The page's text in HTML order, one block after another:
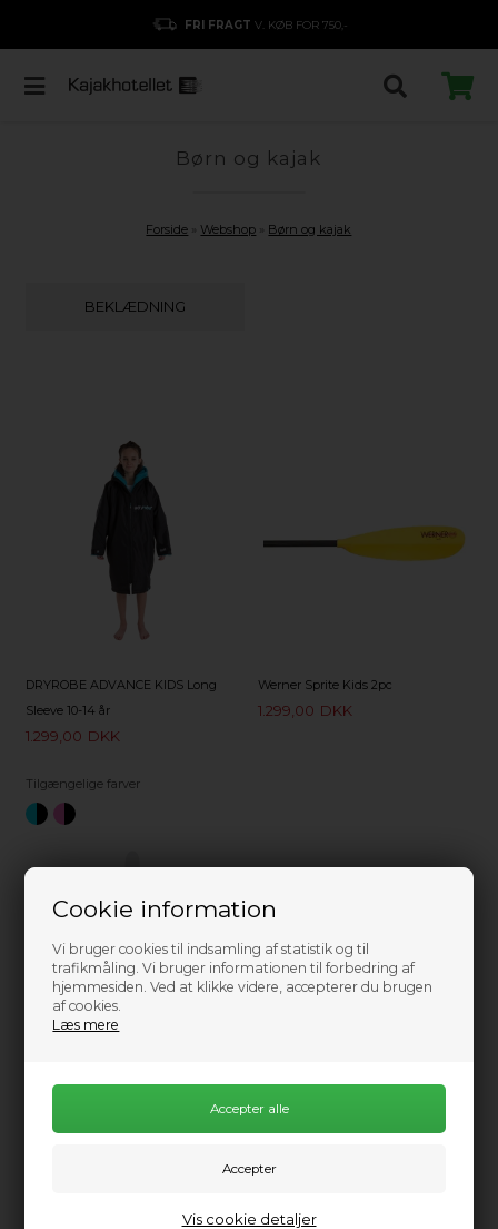
Cookie information
Vi bruger cookies til indsamling af statistik og til
trafikmåling. Vi bruger informationen til forbedring af
hjemmesiden. Ved at klikke videre, accepterer du brugen
af cookies.
Læs mere
Vis cookie detaljer
FRI FRAGT V. KØB FOR 750,-
Børn og kajak
Forside Webshop Børn og kajak
BEKLÆDNING
DRYROBE ADVANCE KIDS Long
Sleeve 10-14 år
1.299,00 DKK
Tilgængelige farver
Werner Sprite Kids 2pc
1.299,00 DKK
Sharkie kids